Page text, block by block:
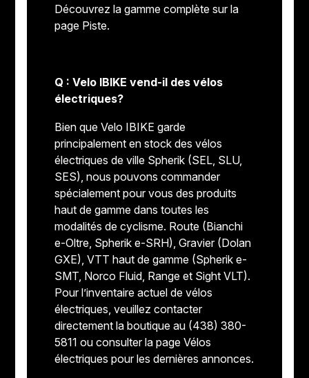
Découvrez la gamme complète sur la
page Piste.
Q : Velo IBIKE vend-il des vélos
électriques?
Bien que Velo IBIKE garde
principalement en stock des vélos
électriques de ville Spherik (SEL, SLU,
SES), nous pouvons commander
spécialement pour vous des produits
haut de gamme dans toutes les
modalités de cyclisme. Route (Bianchi
e-Oltre, Spherik e-SRH), Gravier (Dolan
GXE), VTT haut de gamme (Spherik e-
SMT, Norco Fluid, Range et Sight VLT).
Pour l’inventaire actuel de vélos
électriques, veuillez contacter
directement la boutique au (438) 380-
5811 ou consulter la page Vélos
électriques pour les dernières annonces.